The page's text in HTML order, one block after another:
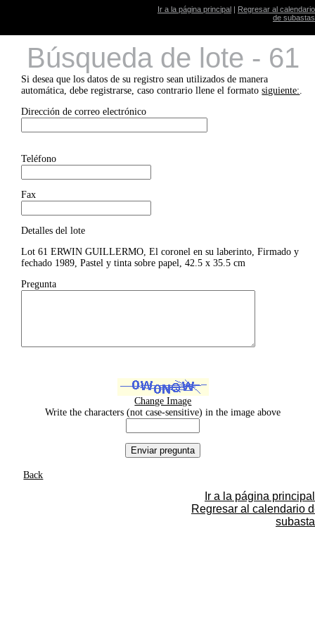
Ir a la página principal | Regresar al calendario
de subastas
Búsqueda de lote - 61
Si desea que los datos de su registro sean utilizados de manera
automática, debe registrarse, caso contrario llene el formatosiguiente:.
Dirección de correo electrónico
Teléfono
Fax
Detalles del lote
Lot 61 ERWIN GUILLERMO, El coronel en su laberinto, Firmado y
fechado 1989, Pastel y tinta sobre papel, 42.5 x 35.5 cm
Pregunta
Change Image
Write the characters (not case-sensitive) in the image above
Back
Ir a la página principal
Regresar al calendario